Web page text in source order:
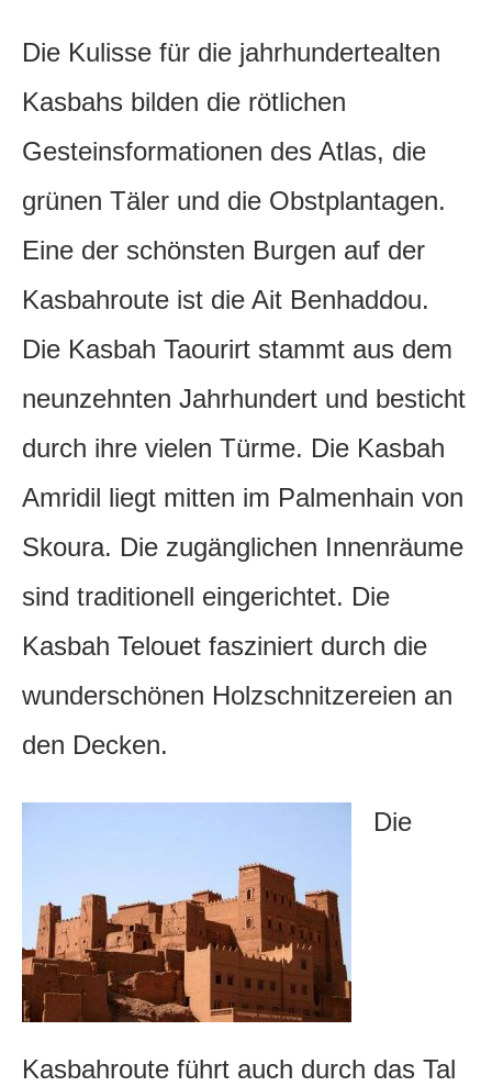
Die Kulisse für die jahrhundertealten
Kasbahs bilden die rötlichen
Gesteinsformationen des Atlas, die
grünen Täler und die Obstplantagen.
Eine der schönsten Burgen auf der
Kasbahroute ist die Ait Benhaddou.
Die Kasbah Taourirt stammt aus dem
neunzehnten Jahrhundert und besticht
durch ihre vielen Türme. Die Kasbah
Amridil liegt mitten im Palmenhain von
Skoura. Die zugänglichen Innenräume
sind traditionell eingerichtet. Die
Kasbah Telouet fasziniert durch die
wunderschönen Holzschnitzereien an
den Decken.
Die
Kasbahroute führt auch durch das Tal